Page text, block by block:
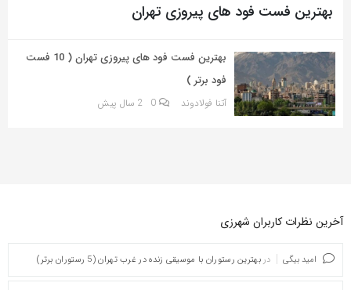
بهترین فست فود های پیروزی تهران
بهترین فست فود های پیروزی تهران ( 10 فست
فود برتر )
آتنا فولادوند 0 2 سال پیش
آخرین نظرات کاربران شهرزی
امید بیگی در بهترین رستوران با موسیقی زنده در غرب تهران (5 رستوران برتر)